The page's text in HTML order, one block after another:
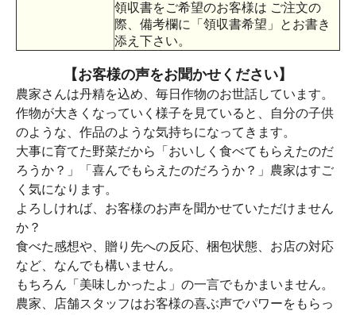
領収書をご希望のお客様は ご注文の
際、備考欄に「領収書希望」とお書き
添え下さい。
【お客様の声をお聞かせください】
農家さんは丹精を込め、毎日作物のお世話しています。
作物が大きくなっていく様子を見ていると、自分の子供
のような、作品のような気持ちになってきます。
大事に育てた野菜だから「おいしく食べてもらえたのだ
ろうか？」「喜んでもらえたのだろうか？」農家はすご
く気になります。
よろしければ、お客様のお声を聞かせていただけません
か？
食べた感想や、贈り先への反応、梱包状態、お店の対応
など、なんでも構いません。
もちろん「美味しかったよ」の一言でもかまいません。
農家、店舗スタッフはお客様の喜ぶ声でパワーをもらっ